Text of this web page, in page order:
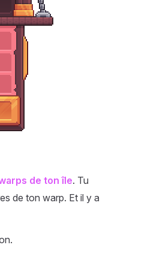
de ton île. Tu
de ton warp. Et il y a